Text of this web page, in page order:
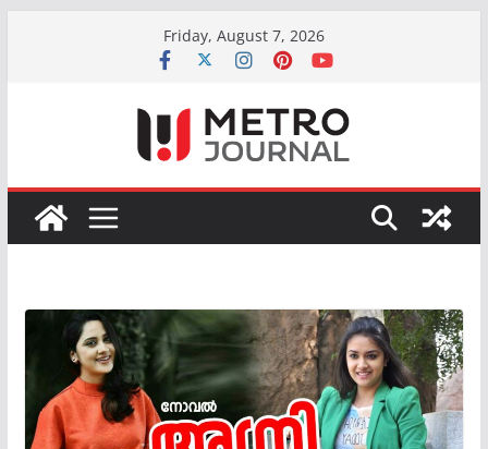
Friday, August 7, 2026